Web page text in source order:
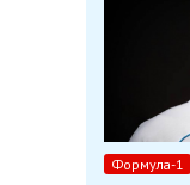
Формула-1